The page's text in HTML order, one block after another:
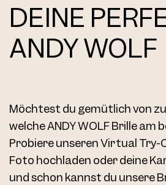
DEINE
ANDY WOLF
Möchtest du gemütlich von
welche ANDY WOLF Brille am
Probiere unseren Virtual Try-
Foto hochladen oder deine
und schon kannst du unsere